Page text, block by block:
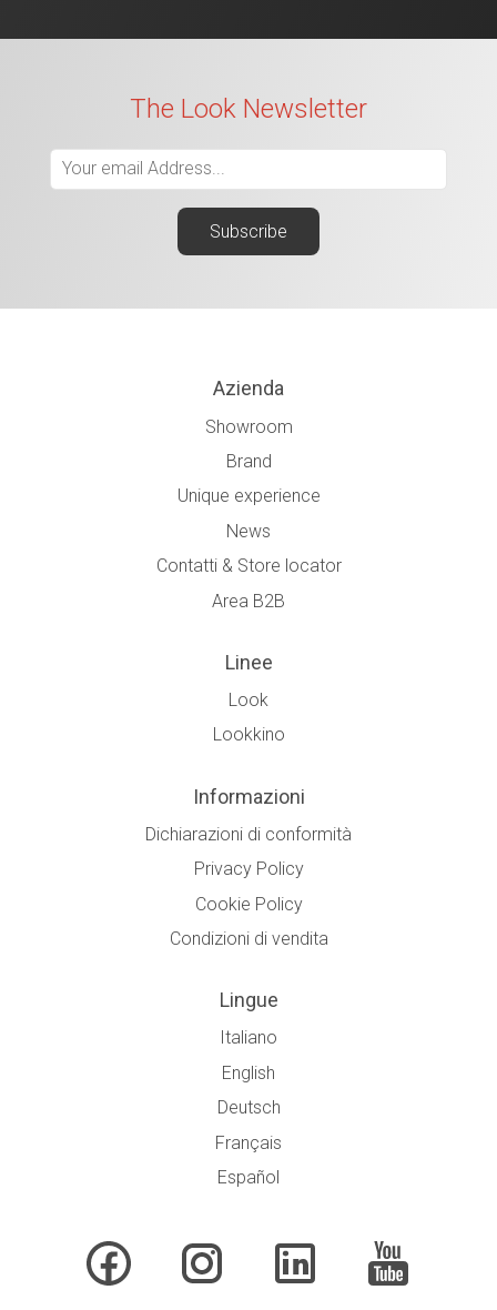
The Look Newsletter
Azienda
Showroom
Brand
Unique experience
News
Contatti & Store locator
Area B2B
Linee
Look
Lookkino
Informazioni
Dichiarazioni di conformità
Privacy Policy
Cookie Policy
Condizioni di vendita
Lingue
Italiano
English
Deutsch
Français
Español